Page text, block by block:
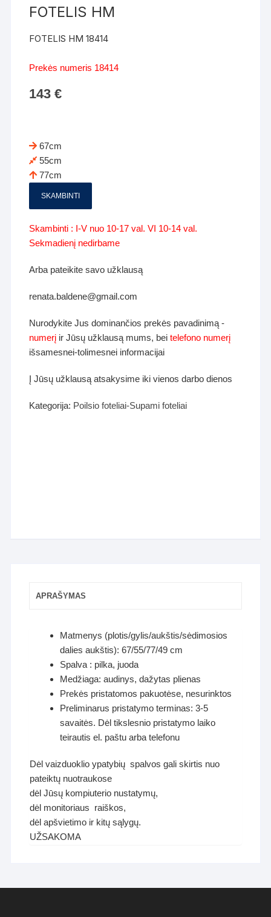
FOTELIS HM
FOTELIS HM 18414
Prekės numeris 18414
143€
67cm
55cm
77cm
SKAMBINTI
Skambinti : I-V nuo 10-17 val. VI 10-14 val.
Sekmadienį nedirbame
Arba pateikite savo užklausą
renata.baldene@gmail.com
Nurodykite Jus dominančios prekės pavadinimą -
numerį ir Jūsų užklausą mums, beitelefono numerį
išsamesnei-tolimesnei informacijai
Į Jūsų užklausą atsakysime iki vienos darbo dienos
Kategorija: Poilsio foteliai-Supami foteliai
APRAŠYMAS
Matmenys (plotis/gylis/aukštis/sėdimosios
dalies aukštis): 67/55/77/49 cm
Spalva : pilka, juoda
Medžiaga: audinys, dažytas plienas
Prekės pristatomos pakuotėse, nesurinktos
Preliminarus pristatymo terminas: 3-5
savaitės. Dėl tikslesnio pristatymo laiko
teirautis el. paštu arba telefonu
Dėl vaizduoklio ypatybių spalvos gali skirtis nuo
pateiktų nuotraukose
dėl Jūsų kompiuterio nustatymų,
dėl monitoriaus raiškos,
dėl apšvietimo ir kitų sąlygų.
UŽSAKOMA